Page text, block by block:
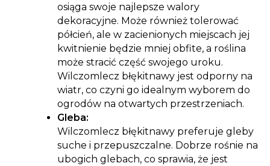
osiąga swoje najlepsze walory
dekoracyjne. Może również tolerować
półcień, ale w zacienionych miejscach jej
kwitnienie będzie mniej obfite, a roślina
może stracić część swojego uroku.
Wilczomlecz błękitnawy jest odporny na
wiatr, co czyni go idealnym wyborem do
ogrodów na otwartych przestrzeniach.
Gleba:
Wilczomlecz błękitnawy preferuje gleby
suche i przepuszczalne. Dobrze rośnie na
ubogich glebach, co sprawia, że jest